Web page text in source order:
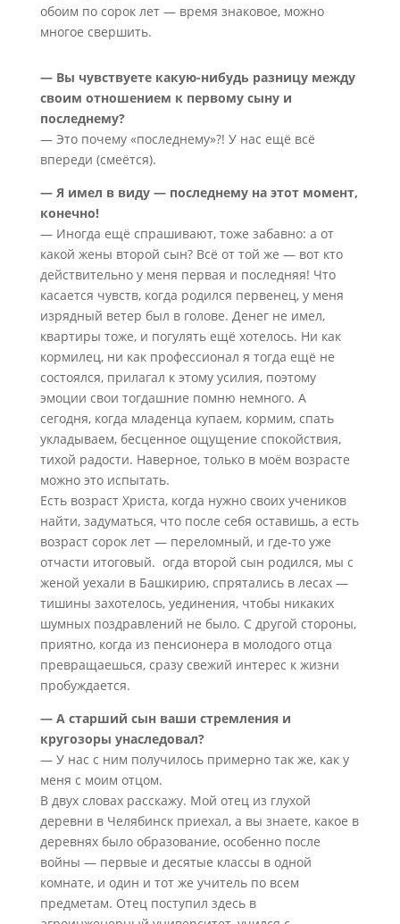
обоим по сорок лет — время знаковое, можно
многое свершить.
— Вы чувствуете какую-нибудь разницу между
своим отношением к первому сыну и
последнему?
— Это почему «последнему»?! У нас ещё всё
впереди (смеётся).
— Я имел в виду — последнему на этот момент,
конечно!
— Иногда ещё спрашивают, тоже забавно: а от
какой жены второй сын? Всё от той же — вот кто
действительно у меня первая и последняя! Что
касается чувств, когда родился первенец, у меня
изрядный ветер был в голове. Денег не имел,
квартиры тоже, и погулять ещё хотелось. Ни как
кормилец, ни как профессионал я тогда ещё не
состоялся, прилагал к этому усилия, поэтому
эмоции свои тогдашние помню немного. А
сегодня, когда младенца купаем, кормим, спать
укладываем, бесценное ощущение спокойствия,
тихой радости. Наверное, только в моём возрасте
можно это испытать.
Есть возраст Христа, когда нужно своих учеников
найти, задуматься, что после себя оставишь, а есть
возраст сорок лет — переломный, и где-то уже
отчасти итоговый. огда второй сын родился, мы с
женой уехали в Башкирию, спрятались в лесах —
тишины захотелось, уединения, чтобы никаких
шумных поздравлений не было. С другой стороны,
приятно, когда из пенсионера в молодого отца
превращаешься, сразу свежий интерес к жизни
пробуждается.
— А старший сын ваши стремления и
кругозоры унаследовал?
— У нас с ним получилось примерно так же, как у
меня с моим отцом.
В двух словах расскажу. Мой отец из глухой
деревни в Челябинск приехал, а вы знаете, какое в
деревнях было образование, особенно после
войны — первые и десятые классы в одной
комнате, и один и тот же учитель по всем
предметам. Отец поступил здесь в